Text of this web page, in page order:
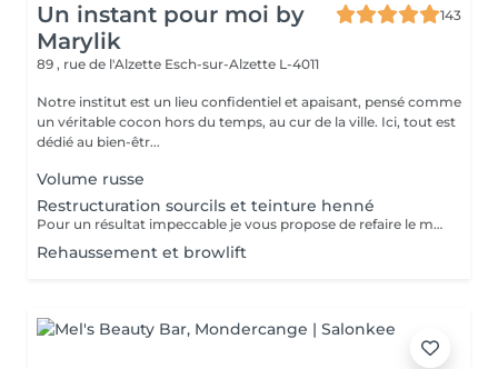
Un instant pour moi by
Marylik
143
89 , rue de l'Alzette Esch-sur-Alzette L-4011
Notre institut est un lieu confidentiel et apaisant, pensé comme
un véritable cocon hors du temps, au cur de la ville. Ici, tout est
dédié au bien-êtr...
Volume russe
Restructuration sourcils et teinture henné
Pour un résultat impeccable je vous propose de refaire le mapping de votre sourcils pour qu il soit parfait La teinture permet un resultat net et durable
Rehaussement et browlift